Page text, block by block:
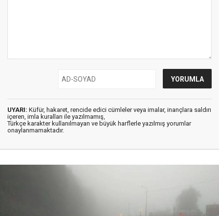
UYARI: Küfür, hakaret, rencide edici cümleler veya imalar, inançlara saldırı
içeren, imla kuralları ile yazılmamış,
Türkçe karakter kullanılmayan ve büyük harflerle yazılmış yorumlar
onaylanmamaktadır.